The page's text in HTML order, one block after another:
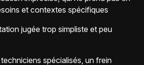
et contextes spécifiques
jugée trop simpliste et peu
spécialisés, un frein